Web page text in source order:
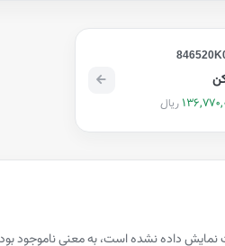
ریال
نمایش داده نشده است، به معنی